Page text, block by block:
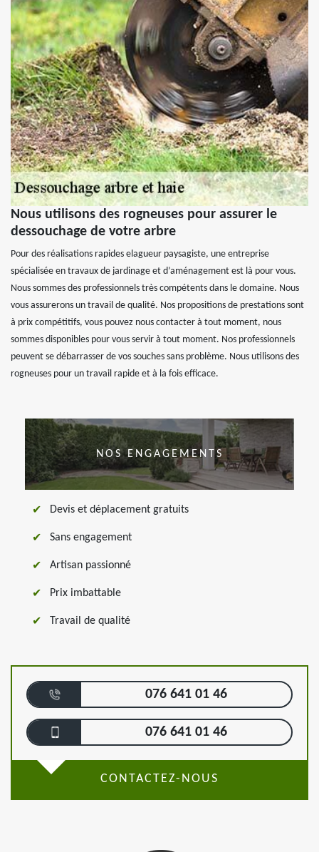
Nous utilisons des rogneuses pour assurer le
dessouchage de votre arbre
Pour des réalisations rapides elagueur paysagiste, une entreprise
spécialisée en travaux de jardinage et d’aménagement est là pour vous.
Nous sommes des professionnels très compétents dans le domaine. Nous
vous assurerons un travail de qualité. Nos propositions de prestations sont
à prix compétitifs, vous pouvez nous contacter à tout moment, nous
sommes disponibles pour vous servir à tout moment. Nos professionnels
peuvent se débarrasser de vos souches sans problème. Nous utilisons des
rogneuses pour un travail rapide et à la fois efficace.
NOS ENGAGEMENTS
Devis et déplacement gratuits
Sans engagement
Artisan passionné
Prix imbattable
Travail de qualité
076 641 01 46
076 641 01 46
CONTACTEZ-NOUS